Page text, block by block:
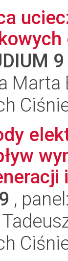
9
Marta
,